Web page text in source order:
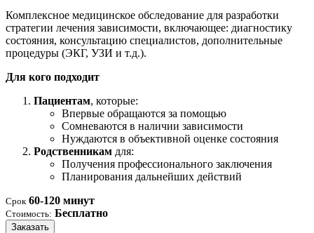
Комплексное медицинское обследование для разработки
стратегии лечения зависимости, включающее: диагностику
состояния, консультацию специалистов, дополнительные
процедуры (ЭКГ, УЗИ и т.д.).
Для кого подходит
Пациентам, которые:
Впервые обращаются за помощью
Сомневаются в наличии зависимости
Нуждаются в объективной оценке состояния
Родственникам для:
Получения профессионального заключения
Планирования дальнейших действий
Срок 60-120 минут
Стоимость: Бесплатно
Заказать